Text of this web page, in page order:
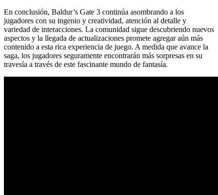
En conclusión, Baldur’s Gate 3 continúa asombrando a los
jugadores con su ingenio y creatividad, atención al detalle y
variedad de interacciones. La comunidad sigue descubriendo nuevos
aspectos y la llegada de actualizaciones promete agregar aún más
contenido a esta rica experiencia de juego. A medida que avance la
saga, los jugadores seguramente encontrarán más sorpresas en su
travesía a través de este fascinante mundo de fantasía.